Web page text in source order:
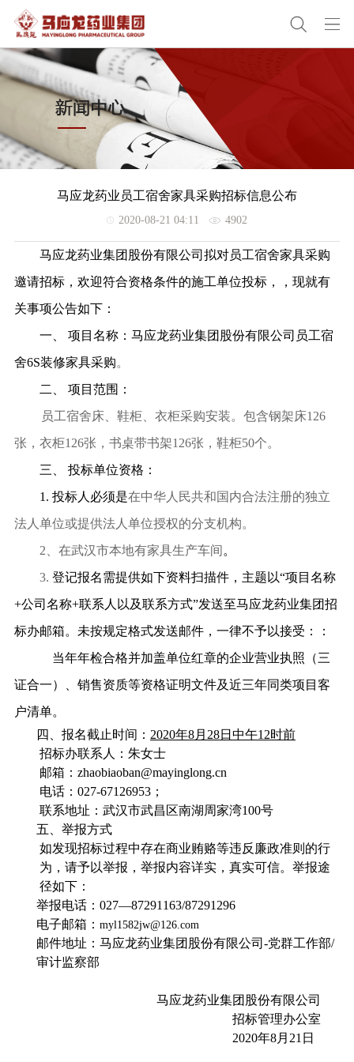
马应龙药业员工宿舍家具采购招标信息公布
2020-08-21 04:11 4902
马应龙药业集团股份有限公司拟对员工宿舍家具采购
邀请招标，欢迎符合资格条件的施工单位投标，， 现就有
关事项公告如下：
一、 项目名称：马应龙药业集团股份有限公司员工宿
舍6S装修家具采购。
二、 项目范围：
员工宿舍床、鞋柜、衣柜采购安装。包含钢架床126
张，衣柜126张，书桌带书架126张，鞋柜50个。
三、 投标单位资格：
1. 投标人必须是在中华人民共和国内合法注册的独立
法人单位或提供法人单位授权的分支机构。
2 、在武汉市本地有家具生产车间 。
3. 登记报名需提供如下资料扫描件，主题以“项目名称
+公司名称+联系人以及联系方式”发送至马应龙药业集团招
标办邮箱。未按规定格式发送邮件，一律不予以接受：
：
当年年检合格并加盖单位红章的企业营业执照（三
证合一）
、销售资质等资格证明文件及近三年同类项目客
户清单。
四、报名截止时间： 2020年8月 28日中午12时前
招标办联系人：朱女士
邮箱： zhaobiaoban@mayinglong.cn
电话： 027-67126953；
联系地址：武汉市武昌区南湖周家湾100号
五、举报方式
如发现招标过程中存在商业贿赂等违反廉政准则的行
为，请予以举报，举报内容详实，真实可信。举报途
径如下：
举报电话： 027—87291163/87291296
电子邮箱： myl1582jw@126.com
邮件地址：马应龙药业集团股份有限公司 -党群工作部/
审计监察部
马应龙药业集团股份有限公司
招标管理办公室
2020年8月 21 日